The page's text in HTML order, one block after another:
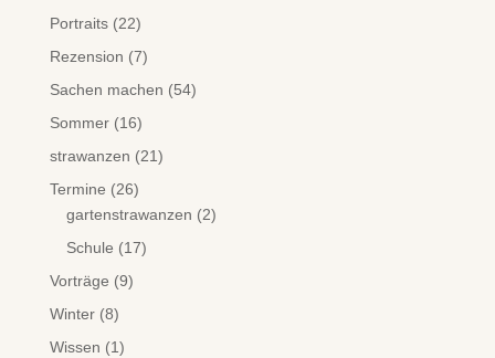
Portraits(22)
Rezension (7)
Sachen machen (54)
Sommer(16)
strawanzen (21)
Termine (26)
gartenstrawanzen (2)
Schule (17)
Vorträge (9)
Winter(8)
Wissen (1)